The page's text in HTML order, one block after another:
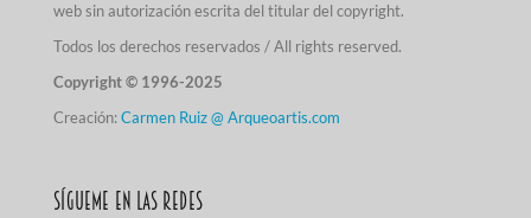
web sin autorización escrita del titular del copyright.
Todos los derechos reservados / All rights reserved.
Copyright © 1996-2025
Creación:Carmen Ruiz @ Arqueoartis.com
Sígueme en las redes